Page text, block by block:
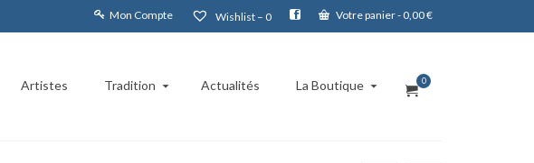
Mon Compte Wishlist – 0 Votre panier- 0,00€
Artistes Tradition Actualités La Boutique 0